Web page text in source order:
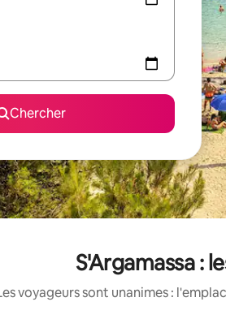
Chercher
S'Argamassa :
voyageurs sont unanimes :